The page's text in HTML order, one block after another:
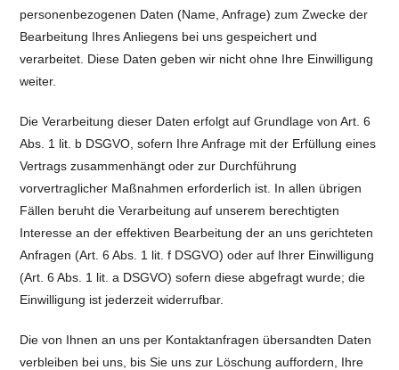
personenbezogenen Daten (Name, Anfrage) zum Zwecke der
Bearbeitung Ihres Anliegens bei uns gespeichert und
verarbeitet. Diese Daten geben wir nicht ohne Ihre Einwilligung
weiter.
Die Verarbeitung dieser Daten erfolgt auf Grundlage von Art. 6
Abs. 1 lit. b DSGVO, sofern Ihre Anfrage mit der Erfüllung eines
Vertrags zusammenhängt oder zur Durchführung
vorvertraglicher Maßnahmen erforderlich ist. In allen übrigen
Fällen beruht die Verarbeitung auf unserem berechtigten
Interesse an der effektiven Bearbeitung der an uns gerichteten
Anfragen (Art. 6 Abs. 1 lit. f DSGVO) oder auf Ihrer Einwilligung
(Art. 6 Abs. 1 lit. a DSGVO) sofern diese abgefragt wurde; die
Einwilligung ist jederzeit widerrufbar.
Die von Ihnen an uns per Kontaktanfragen übersandten Daten
verbleiben bei uns, bis Sie uns zur Löschung auffordern, Ihre